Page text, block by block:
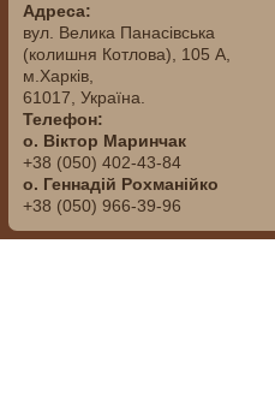
Адреса:
вул. ‬Велика Панасівська
(колишня Котлова), ‬105‭ ‬А,‭
‬м.Харків,
‬61017, ‬Україна.‎
Телефон:
о. Віктор Маринчак
+38 (050)‭ 402-43-84
о. Геннадій Рохманійко
+38 (050)‭ ‬966-39-96